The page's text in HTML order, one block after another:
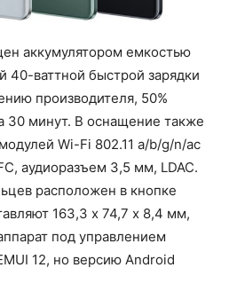
аккумулятором емкостью
40-ваттной быстрой зарядки
производителя, 50%
30 минут. В оснащение также
Wi-Fi 802.11 a/b/g/n/ac
аудиоразъем 3,5 мм, LDAC.
расположен в кнопке
163,3 х 74,7 х 8,4 мм,
под управлением
12, но версию Android